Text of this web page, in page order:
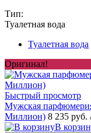
Тип:
Туалетная вода
Туалетная вода
Оригинал!
Быстрый просмотр
Мужская
Миллион) 8 235 руб.
В